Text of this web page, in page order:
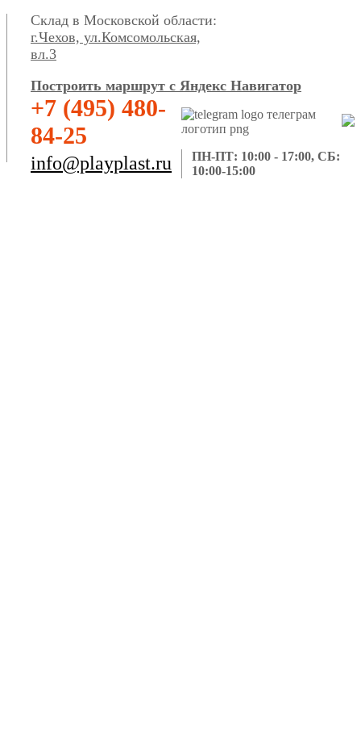
Склад в Московской области:
г.Чехов, ул.Комсомольская,
вл.3
Построить маршрут с Яндекс Навигатор
+7 (495) 480-
84-25
info@playplast.ru
ПН-ПТ: 10:00 - 17:00, СБ:
10:00-15:00